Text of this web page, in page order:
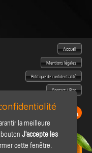
Accueil
Mentions légales
Politique de confidentialité
Contact / Plan
la meilleure
J'accepte les
cette fenêtre.